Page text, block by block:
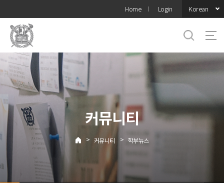
메뉴
Home Login Korean
커뮤니티
> 커뮤니티 > 학부뉴스